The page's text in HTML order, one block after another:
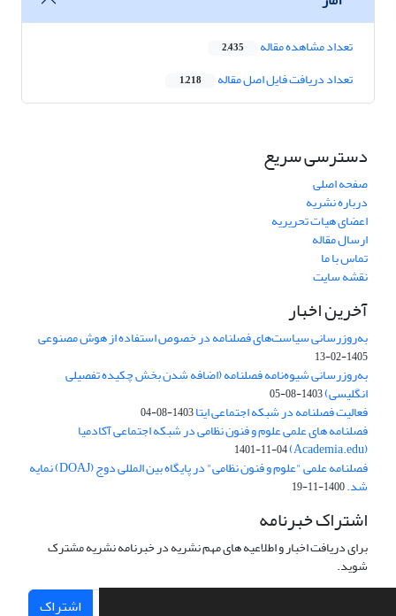
تعداد مشاهده مقاله 2,435
تعداد دریافت فایل اصل مقاله 1,218
دسترسی سریع
صفحه اصلی
درباره نشریه
اعضای هیات تحریریه
ارسال مقاله
تماس با ما
نقشه سایت
آخرین اخبار
به‌روزرسانی سیاست‌های فصلنامه در خصوص استفاده از هوش مصنوعی
1405-02-13
به‌روزرسانی شیوه‌نامه فصلنامه (اضافه شدن بخش چکیده تفصیلی
انگلیسی)1403-08-05
فعالیت فصلنامه در شبکه اجتماعی ایتا1403-08-04
فصلنامه های علمی علوم و فنون نظامی در شبکه اجتماعی آکادمیا
(Academia.edu)
1401-11-04
فصلنامه علمی "علوم و فنون نظامی" در پایگاه بین المللی دوج (DOAJ) نمایه
شد.1400-11-19
اشتراک خبرنامه
برای دریافت اخبار و اطلاعیه های مهم نشریه در خبرنامه نشریه مشترک
شوید.
اشتراک